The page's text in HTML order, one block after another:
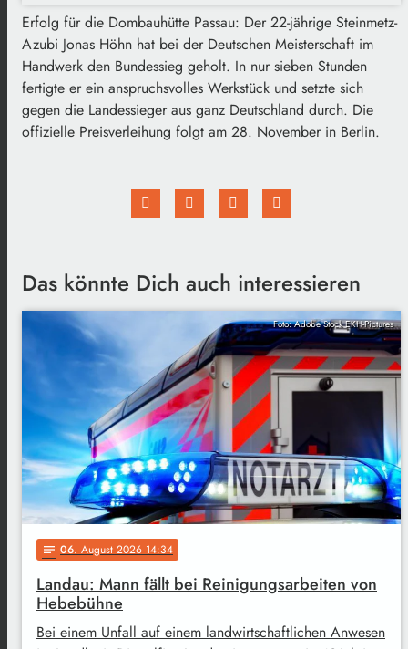
Erfolg für die Dombauhütte Passau: Der 22-jährige Steinmetz-
Azubi Jonas Höhn hat bei der Deutschen Meisterschaft im
Handwerk den Bundessieg geholt. In nur sieben Stunden
fertigte er ein anspruchsvolles Werkstück und setzte sich
gegen die Landessieger aus ganz Deutschland durch. Die
offizielle Preisverleihung folgt am 28. November in Berlin.
Das könnte Dich auch interessieren
Foto: Adobe Stock EKH-Pictures
notes 06. August 2026 14:34
Landau: Mann fällt bei Reinigungsarbeiten von
Hebebühne
Bei einem Unfall auf einem landwirtschaftlichen Anwesen